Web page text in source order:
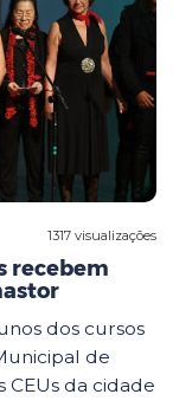
1317 visualizações
recebem
dos cursos
de
CEUs da cidade